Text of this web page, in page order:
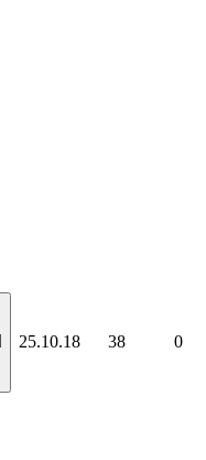
25.10.18 38 0